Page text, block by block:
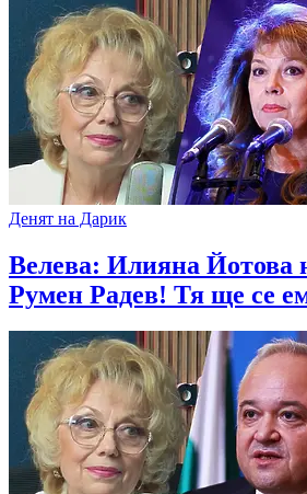
Денят на Дарик
Велева: Илияна Йотова
Румен Радев! Тя ще се